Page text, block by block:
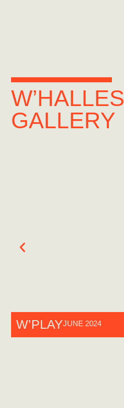
W’HALLES
GALLERY
W’PLAYJUNE 2024